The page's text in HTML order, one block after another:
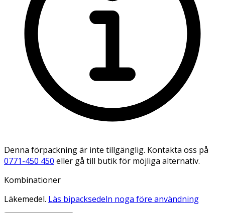
Denna förpackning är inte tillgänglig. Kontakta oss på
0771-450 450 eller gå till butik för möjliga alternativ.
Kombinationer
Läkemedel. Läs bipacksedeln noga före användning